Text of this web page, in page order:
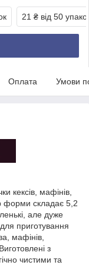
21 ₴ від 50
Оплата Умови
кексів, мафінів,
форми складає 5,2
але дуже
приготування
мафінів,
з
чистими та